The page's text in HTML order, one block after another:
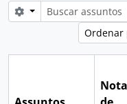
Opções de busca
Ordenar
Nota